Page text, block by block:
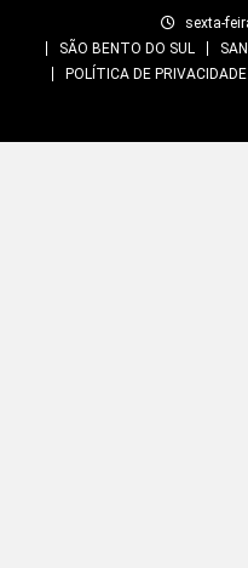
sexta-
SÃO BENTO DO SUL
POLÍTICA DE PRIVACIDADE